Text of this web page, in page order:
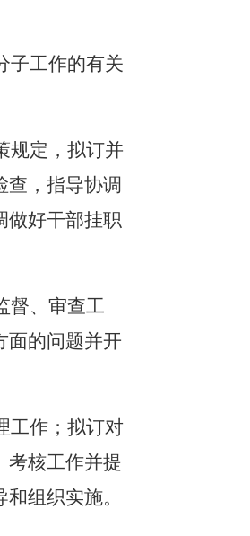
子工作的有关
规定，拟订并
查，指导协调
做好干部挂职
督、审查工
面的问题并开
工作；拟订对
考核工作并提
组织实施。